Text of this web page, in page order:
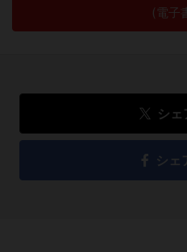
(電子
シェ
シェ